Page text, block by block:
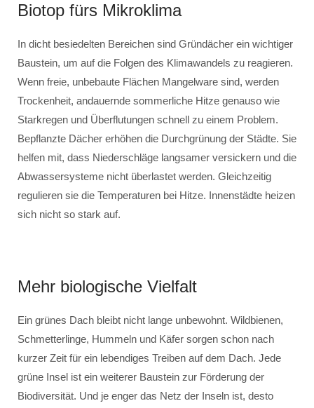
Biotop fürs Mikroklima
In dicht besiedelten Bereichen sind Gründächer ein wichtiger
Baustein, um auf die Folgen des Klimawandels zu reagieren.
Wenn freie, unbebaute Flächen Mangelware sind, werden
Trockenheit, andauernde sommerliche Hitze genauso wie
Starkregen und Überflutungen schnell zu einem Problem.
Bepflanzte Dächer erhöhen die Durchgrünung der Städte. Sie
helfen mit, dass Niederschläge langsamer versickern und die
Abwassersysteme nicht überlastet werden. Gleichzeitig
regulieren sie die Temperaturen bei Hitze. Innenstädte heizen
sich nicht so stark auf.
Mehr biologische Vielfalt
Ein grünes Dach bleibt nicht lange unbewohnt. Wildbienen,
Schmetterlinge, Hummeln und Käfer sorgen schon nach
kurzer Zeit für ein lebendiges Treiben auf dem Dach. Jede
grüne Insel ist ein weiterer Baustein zur Förderung der
Biodiversität. Und je enger das Netz der Inseln ist, desto